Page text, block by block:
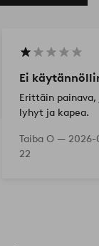
Ei
Erittäin
lyhyt ja kapea.
Taiba O — 2026-
22